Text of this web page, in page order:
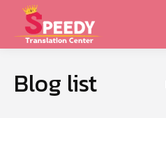
Blog list